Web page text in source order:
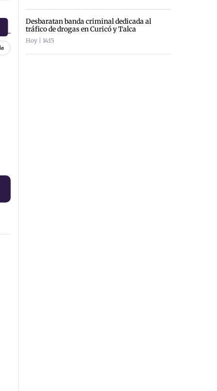
Desbaratan banda criminal dedicada al
tráfico de drogas en Curicó y Talca
Hoy | 14:15